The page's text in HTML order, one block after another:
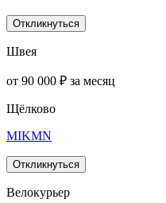
Откликнуться
Швея
от 90 000 ₽ за месяц
Щёлково
MIKMN
Откликнуться
Велокурьер